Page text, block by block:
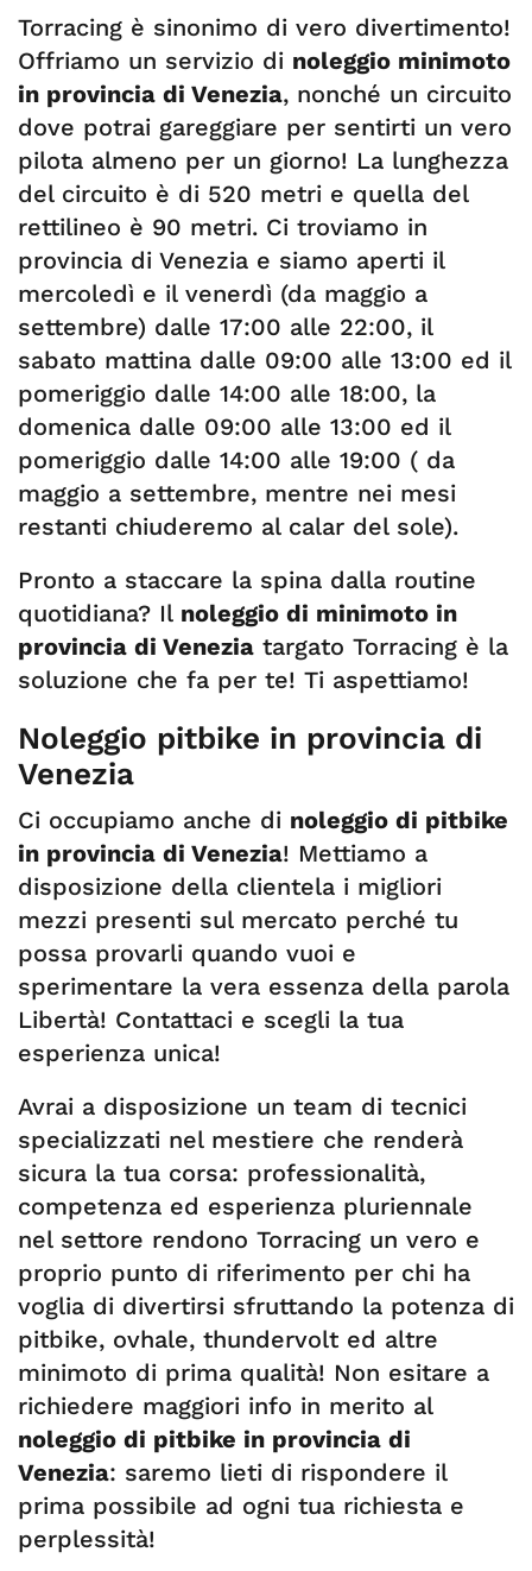
Torracing è sinonimo di vero divertimento!
Offriamo un servizio di noleggio minimoto
in provincia di Venezia, nonché un circuito
dove potrai gareggiare per sentirti un vero
pilota almeno per un giorno! La lunghezza
del circuito è di 520 metri e quella del
rettilineo è 90 metri. Ci troviamo in
provincia di Venezia e siamo aperti il
mercoledì e il venerdì (da maggio a
settembre) dalle 17:00 alle 22:00, il
sabato mattina dalle 09:00 alle 13:00 ed il
pomeriggio dalle 14:00 alle 18:00, la
domenica dalle 09:00 alle 13:00 ed il
pomeriggio dalle 14:00 alle 19:00 ( da
maggio a settembre, mentre nei mesi
restanti chiuderemo al calar del sole).
Pronto a staccare la spina dalla routine
quotidiana? Il noleggio di minimoto in
provincia di Venezia targato Torracing è la
soluzione che fa per te! Ti aspettiamo!
Noleggio pitbike in provincia di
Venezia
Ci occupiamo anche di noleggio di pitbike
in provincia di Venezia! Mettiamo a
disposizione della clientela i migliori
mezzi presenti sul mercato perché tu
possa provarli quando vuoi e
sperimentare la vera essenza della parola
Libertà! Contattaci e scegli la tua
esperienza unica!
Avrai a disposizione un team di tecnici
specializzati nel mestiere che renderà
sicura la tua corsa: professionalità,
competenza ed esperienza pluriennale
nel settore rendono Torracing un vero e
proprio punto di riferimento per chi ha
voglia di divertirsi sfruttando la potenza di
pitbike, ovhale, thundervolt ed altre
minimoto di prima qualità! Non esitare a
richiedere maggiori info in merito al
noleggio di pitbike in provincia di
Venezia: saremo lieti di rispondere il
prima possibile ad ogni tua richiesta e
perplessità!